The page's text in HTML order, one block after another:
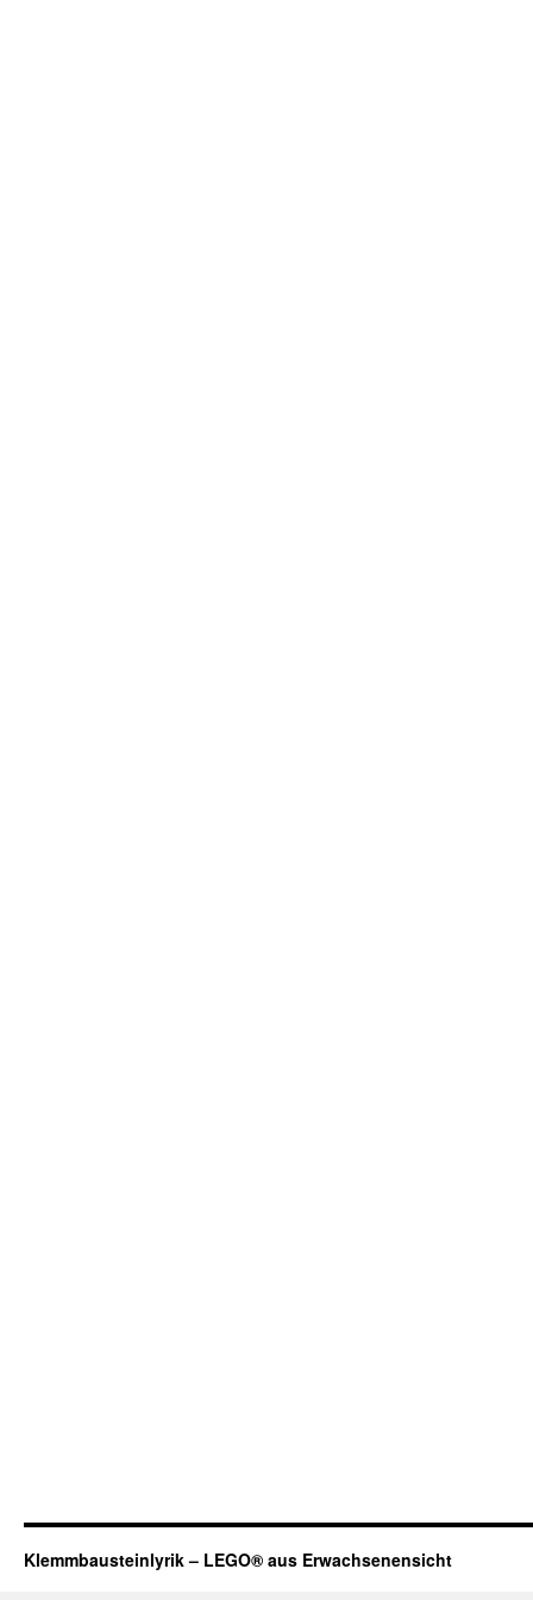
Klemmbausteinlyrik – LEGO® aus Erwachsenensicht